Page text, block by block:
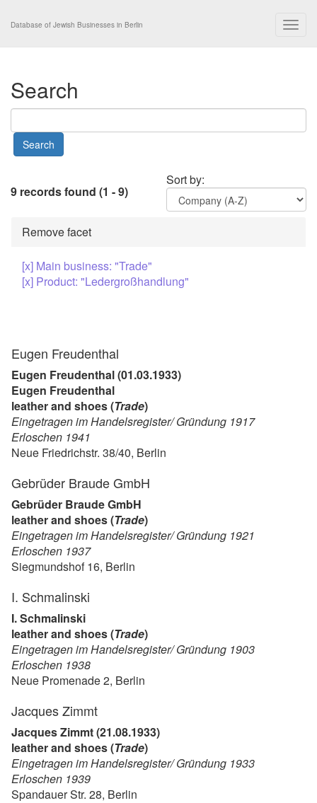
Database of Jewish Businesses in Berlin
Search
Sort by:
9 records found (1 - 9)
Remove facet
[x] Main business: "Trade"
[x] Product: "Ledergroßhandlung"
Eugen Freudenthal
Eugen Freudenthal (01.03.1933)
Eugen Freudenthal
leather and shoes (Trade)
Eingetragen im Handelsregister/ Gründung 1917
Erloschen 1941
Neue Friedrichstr. 38/40, Berlin
Gebrüder Braude GmbH
Gebrüder Braude GmbH
leather and shoes (Trade)
Eingetragen im Handelsregister/ Gründung 1921
Erloschen 1937
Siegmundshof 16, Berlin
I. Schmalinski
I. Schmalinski
leather and shoes (Trade)
Eingetragen im Handelsregister/ Gründung 1903
Erloschen 1938
Neue Promenade 2, Berlin
Jacques Zimmt
Jacques Zimmt (21.08.1933)
leather and shoes (Trade)
Eingetragen im Handelsregister/ Gründung 1933
Erloschen 1939
Spandauer Str. 28, Berlin